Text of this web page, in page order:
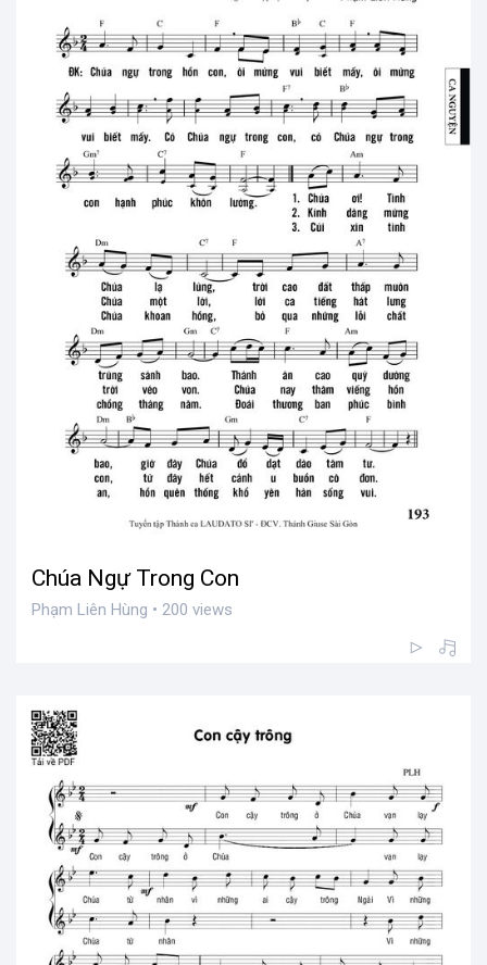
Chúa Ngự Trong Con
Phạm Liên Hùng • 200 views